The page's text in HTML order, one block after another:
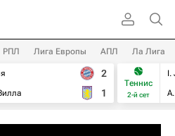
РПЛ Лига Европы АПЛ Ла Лига
2
1
Теннис
2-й сет
I.